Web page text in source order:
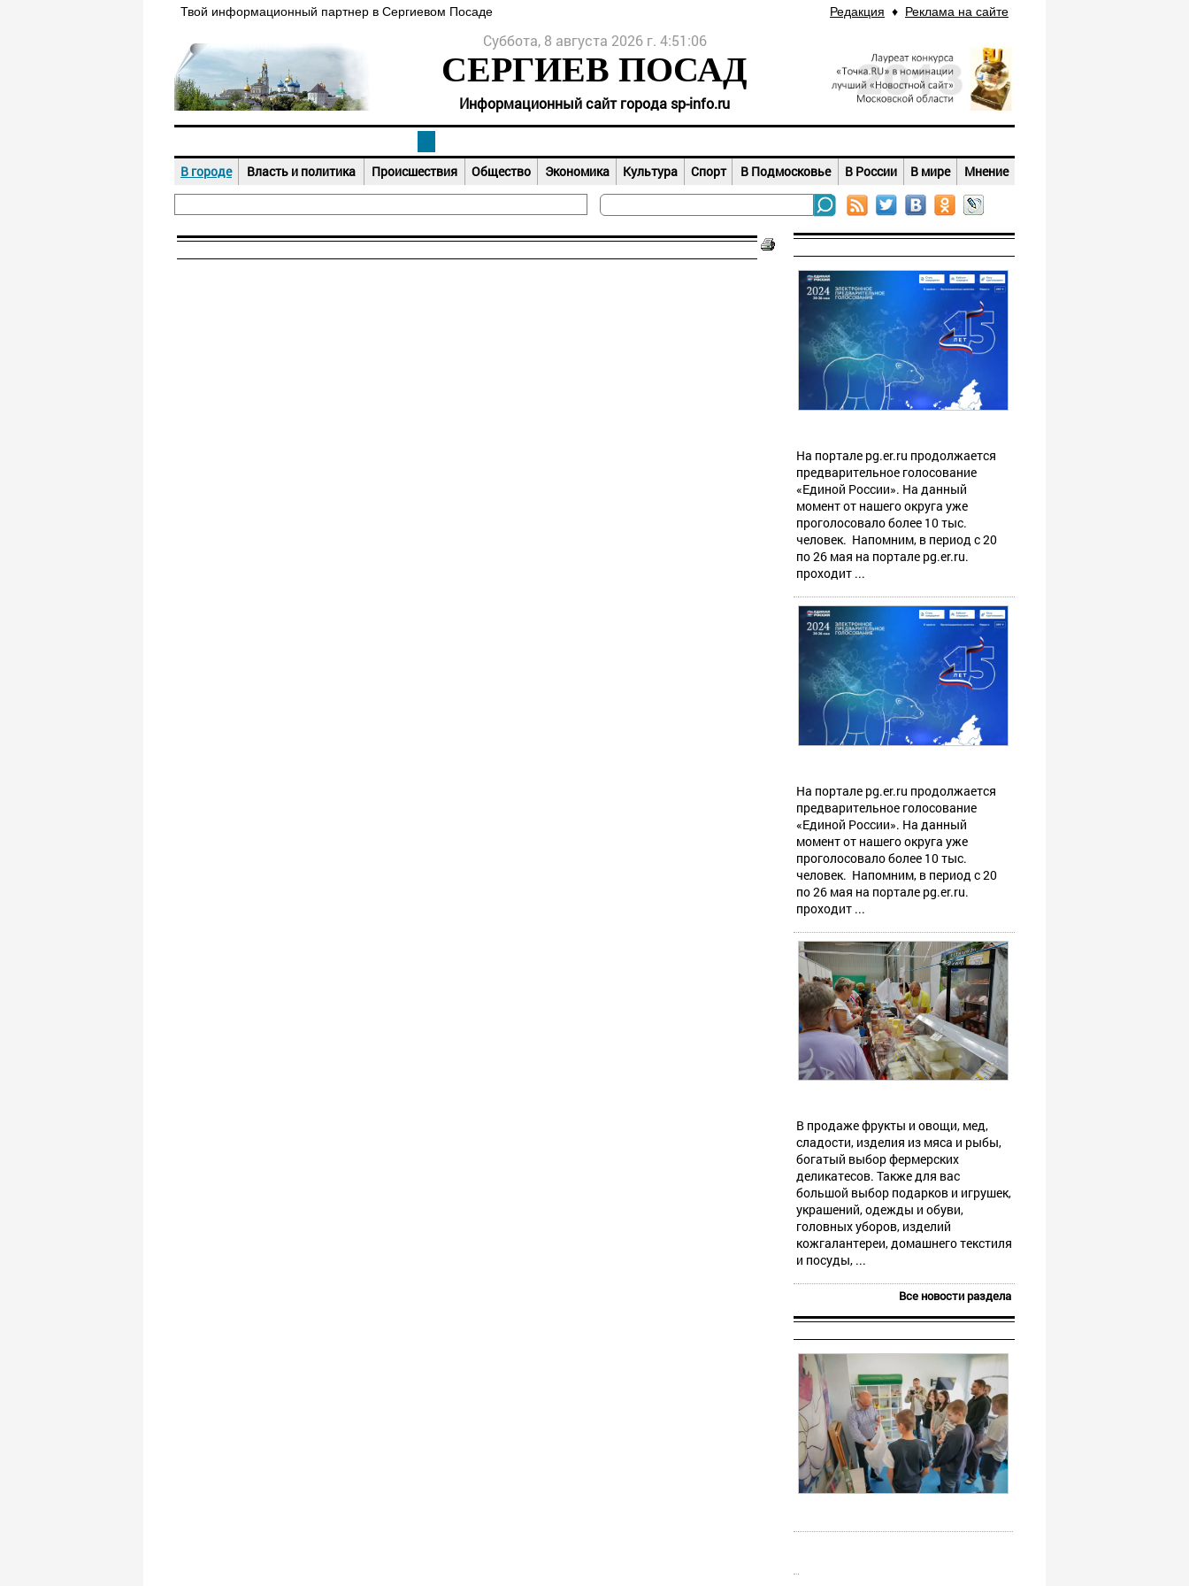
Твой информационный партнер в Сергиевом Посаде Редакция ♦ Реклама на сайте
Суббота, 8 августа 2026 г. 4:51:06
СЕРГИЕВ ПОСАД
Информационный сайт города sp-info.ru
В городе Власть и политика Происшествия Общество Экономика Культура Спорт В Подмосковье В России В мире Мнение
На портале pg.er.ru продолжается
предварительное голосование
«Единой России». На данный
момент от нашего округа уже
проголосовало более 10 тыс.
человек. Напомним, в период с 20
по 26 мая на портале pg.er.ru.
проходит ...
На портале pg.er.ru продолжается
предварительное голосование
«Единой России». На данный
момент от нашего округа уже
проголосовало более 10 тыс.
человек. Напомним, в период с 20
по 26 мая на портале pg.er.ru.
проходит ...
В продаже фрукты и овощи, мед,
сладости, изделия из мяса и рыбы,
богатый выбор фермерских
деликатесов. Также для вас
большой выбор подарков и игрушек,
украшений, одежды и обуви,
головных уборов, изделий
кожгалантереи, домашнего текстиля
и посуды, ...
Все новости раздела